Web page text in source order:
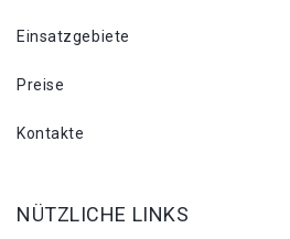
Einsatzgebiete
Preise
Kontakte
NÜTZLICHE LINKS